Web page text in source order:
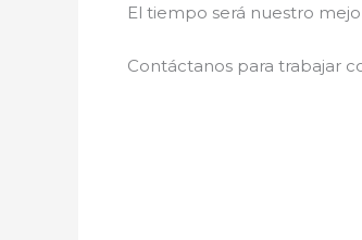
El tiempo será nuestro
Contáctanos para trabajar